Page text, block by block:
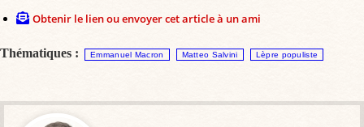
Obtenir le lien ou envoyer cet article à un ami
Thématiques : Emmanuel Macron Matteo Salvini Lèpre populiste